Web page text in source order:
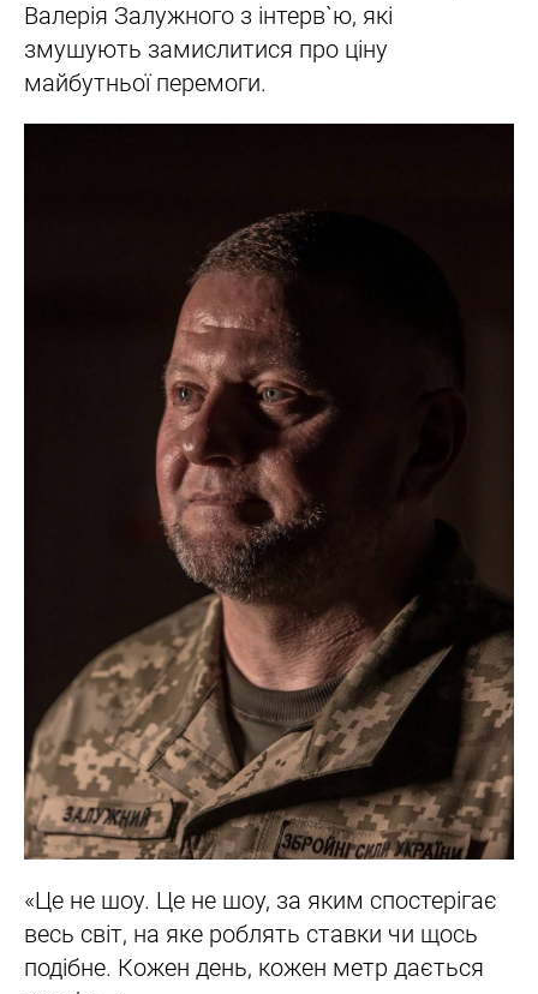
Валерія Залужного з інтерв`ю, які
змушують замислитися про ціну
майбутньої перемоги.
«Це не шоу. Це не шоу, за яким спостерігає
весь світ, на яке роблять ставки чи щось
подібне. Кожен день, кожен метр дається